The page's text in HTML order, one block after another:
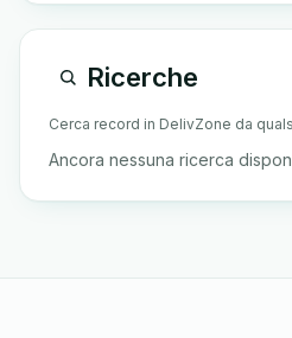
Ricerche
Cerca record in DelivZone da
Ancora nessuna ricerca